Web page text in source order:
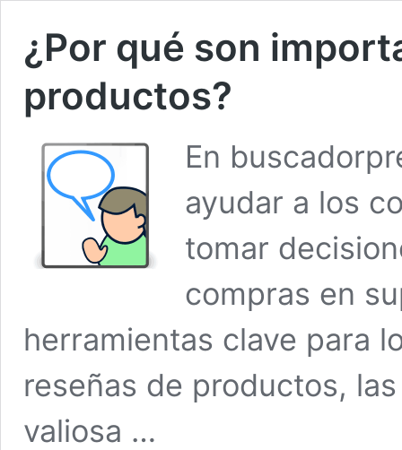
¿Por qué son
productos?
En
ayudar a los
tomar
compras en
herramientas clave para
reseñas de productos,
valiosa …